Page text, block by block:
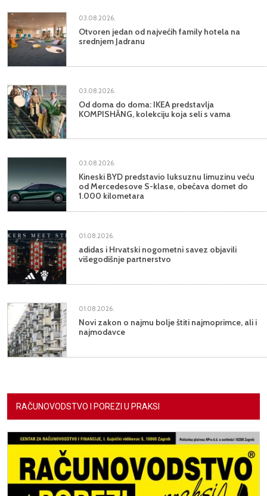
03.08.2026.
Otvoren jedan od najvećih family hotela na
srednjem Jadranu
03.08.2026.
Od doma do doma: IKEA predstavlja
KOMPISHÄNG, kolekciju koja seli s vama
03.08.2026.
Kineski BYD predstavio luksuznu limuzinu veću
od Mercedesove S-klase, obećava domet do
1.000 kilometara
01.08.2026.
adidas i Hrvatski nogometni savez objavili
višegodišnje partnerstvo
01.08.2026.
Novi zakon o najmu bolje štiti najmoprimce, ali i
najmodavce
RAČUNOVODSTVO I POREZI U PRAKSI